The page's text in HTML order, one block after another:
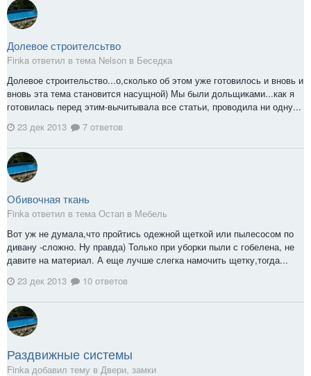
Долевое строителсьтво
Finka ответил в тема Nelson в Беседка
Долевое строительство...о,сколько об этом уже готовилось и вновь и
вновь эта тема становится насущной) Мы были дольщиками...как я
готовилась перед этим-вычитывала все статьи, проводила ни одну...
23 дек 2013
7 ответов
Обивочная ткань
Finka ответил в тема Остап в Мебель
Вот уж не думала,что пройтись одежной щеткой или пылесосом по
дивану -сложно. Ну правда) Только при уборки пыли с гобелена, не
давите на материал. А еще лучше слегка намочить щетку,тогда...
23 дек 2013
10 ответов
Раздвижные системы
Finka добавил тему в Двери, замки